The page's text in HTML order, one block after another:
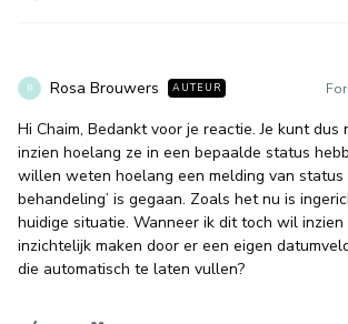
R Rosa Brouwers AUTEUR
Hi Chaim, Bedankt voor je reactie. Je kunt dus
inzien hoelang ze in een bepaalde status
willen weten hoelang een melding van status
behandeling’ is gegaan. Zoals het nu is
huidige situatie. Wanneer ik dit toch wil
inzichtelijk maken door er een eigen
die automatisch te laten vullen?